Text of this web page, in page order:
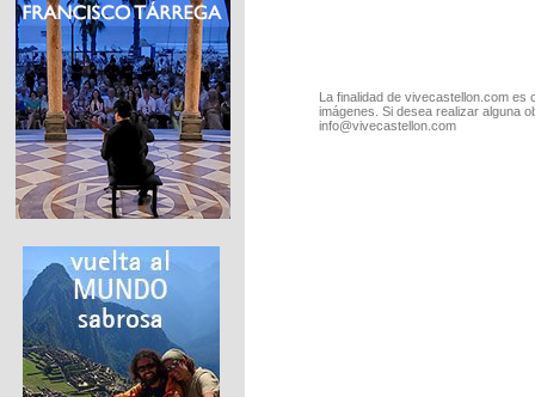
La finalidad de vivecastellon.com
imágenes. Si desea realizar alguna
info@vivecastellon.com